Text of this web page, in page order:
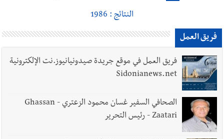
النتائج : 1986
فريق العمل
فريق العمل في موقع جريدة صيدونيانيوز.نت الإلكترونية
Sidonianews.net
الصحافي السفير غسان محمود الزعتري - Ghassan
Zaatari - رئيس التحرير